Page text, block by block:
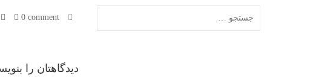
۹D9C6648-
4553-
0 comment
دیدگاهتان را